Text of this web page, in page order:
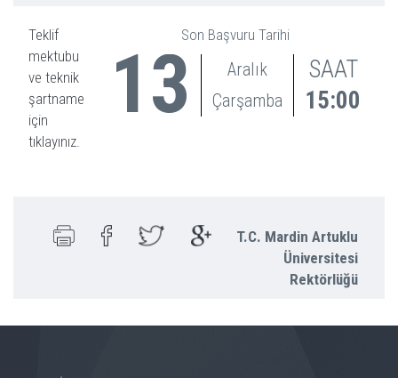
Son Başvuru Tarihi
13
Aralık
Çarşamba
SAAT
15:00
Teklif
mektubu
ve teknik
şartname
için
tıklayınız.
T.C. Mardin Artuklu
Üniversitesi
Rektörlüğü